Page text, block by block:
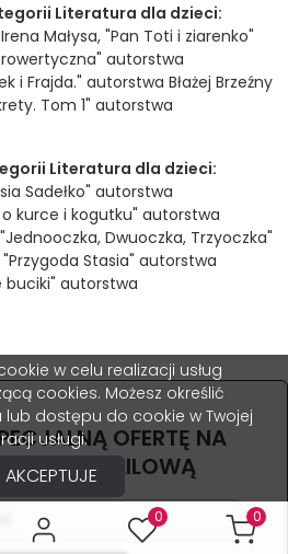
0 0
Literatura dla dzieci:
Irena Małysa, "Pan Toti i ziarenko"
autorstwa
i Frajda." autorstwa Błażej Brzeźny
Tom 1" autorstwa
Literatura dla dzieci:
Sadełko" autorstwa
o kurce i kogutku" autorstwa
"Jednooczka, Dwuoczka, Trzyoczka"
"Przygoda Stasia" autorstwa
buciki" autorstwa
OFERTĘ NA
MAILOWĄ
w celu realizacji usług
cookies. Możesz określić
dostępu do cookie w Twojej
usługi.
AKCEPTUJE